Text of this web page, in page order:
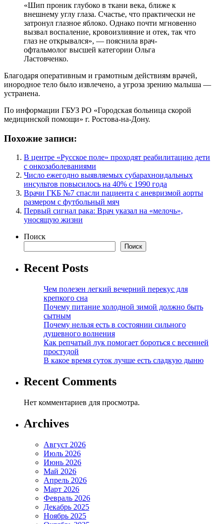
«Шип проник глубоко в ткани века, ближе к
внешнему углу глаза. Счастье, что практически не
затронул глазное яблоко. Однако почти мгновенно
вызвал воспаление, кровоизлияние и отек, так что
глаз не открывался», — пояснила врач-
офтальмолог высшей категории Ольга
Ластовченко.
Благодаря оперативным и грамотным действиям врачей,
инородное тело было извлечено, а угроза зрению малыша —
устранена.
По информации ГБУЗ РО «Городская больница скорой
медицинской помощи» г. Ростова-на-Дону.
Похожие записи:
В центре «Русское поле» проходят реабилитацию дети
с онкозаболеваниями
Число ежегодно выявляемых субарахноидальных
инсультов повысилось на 40% с 1990 года
Врачи ГКБ №7 спасли пациента с аневризмой аорты
размером с футбольный мяч
Первый сигнал рака: Врач указал на «мелочь»,
уносящую жизни
Поиск
Поиск
Recent Posts
Чем полезен легкий вечерний перекус для
крепкого сна
Почему питание холодной зимой должно быть
сытным
Почему нельзя есть в состоянии сильного
душевного волнения
Как репчатый лук помогает бороться с весенней
простудой
В какое время суток лучше есть сладкую дыню
Recent Comments
Нет комментариев для просмотра.
Archives
Август 2026
Июль 2026
Июнь 2026
Май 2026
Апрель 2026
Март 2026
Февраль 2026
Декабрь 2025
Ноябрь 2025